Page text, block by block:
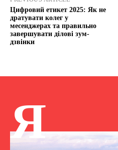
Цифровий етикет 2025: Як не
дратувати колег у
месенджерах та правильно
завершувати ділові зум-
дзвінки
Я